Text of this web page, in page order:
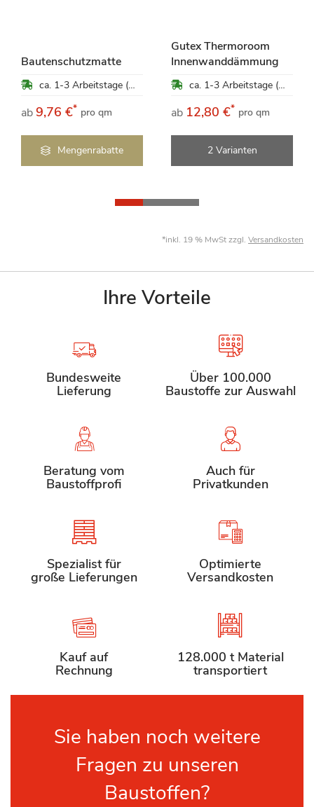
Bautenschutzmatte
ca. 1-3 Arbeitstage (Mo-Fr)
ab9,76 €* pro qm
Mengenrabatte
Gutex Thermoroom
Innenwanddämmung
ca. 1-3 Arbeitstage (Mo-Fr)
ab 12,80 €* pro qm
2 Varianten
*inkl. 19 % MwSt zzgl. Versandkosten
Ihre Vorteile
Bundesweite
Lieferung
Über 100.000
Baustoffe zur Auswahl
Beratung vom
Baustoffprofi
Auch für
Privatkunden
Spezialist für
große Lieferungen
Optimierte
Versandkosten
Kauf auf
Rechnung
128.000 t Material
transportiert
Sie haben noch weitere
Fragen zu unseren
Baustoffen?